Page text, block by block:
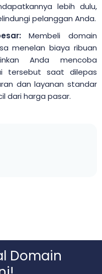
lebih dulu,
pelanggan Anda.
Membeli domain
menelan biaya ribuan
Anda mencoba
tersebut saat dilepas
dan layanan standar
dari harga pasar.
Domain